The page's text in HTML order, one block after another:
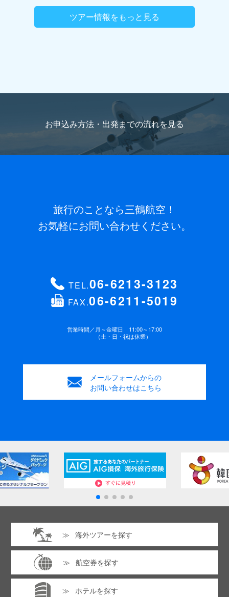
ツアー情報をもっと見る
お申込み方法・出発までの流れを見る
旅行のことなら三鶴航空！
お気軽にお問い合わせください。
TEL.06-6213-3123
FAX.06-6211-5019
営業時間／月～金曜日 11:00～17:00
（土・日・祝は休業）
メールフォームからの
お問い合わせはこちら
海外ツアーを探す
航空券を探す
ホテルを探す